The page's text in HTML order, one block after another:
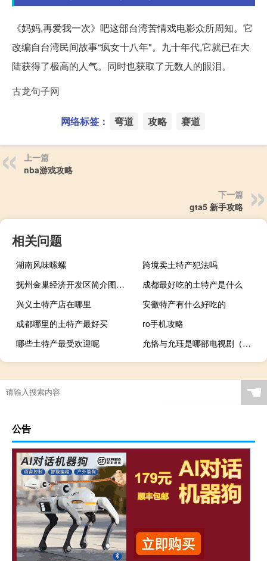
《妈妈,再爱我一次》吧这部台湾苦情戏电影众所周知。它
改编自台湾民间故事“疯女十八年"。九十年代,它就已在大
陆获得了极高的人气。同时也获取了无数人的眼泪。
古龙句子网
网络标签： 弯道 攻略 赛道
上一篇
nba游戏攻略
下一篇
gta5 新手攻略
相关问题
湖南风味嗦螺
跨境卖土特产犯法吗
抚州金巢经济开发区简介图（抚州金巢经济开发区简介）
成都最好吃的土特产是什么
兴义土特产店在哪里
安徽特产有什么好吃的
成都哪里的土特产最好买
ro手机攻略
哪些土特产最受欢迎呢
允恪与允珏是哪部电视剧（允恪）
☚
公告